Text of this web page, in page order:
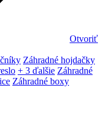
Otvoriť
Záhradné hojdačky
+ 3 ďalšie Záhradné
Záhradné boxy